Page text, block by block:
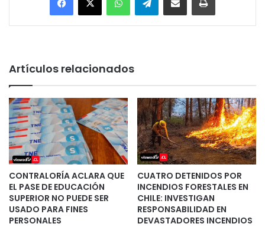
Artículos relacionados
CONTRALORÍA ACLARA QUE
EL PASE DE EDUCACIÓN
SUPERIOR NO PUEDE SER
USADO PARA FINES
PERSONALES
CUATRO DETENIDOS POR
INCENDIOS FORESTALES EN
CHILE: INVESTIGAN
RESPONSABILIDAD EN
DEVASTADORES INCENDIOS